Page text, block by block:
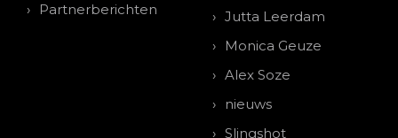
Partnerberichten
Jutta Leerdam
Monica Geuze
Alex Soze
nieuws
Slingshot